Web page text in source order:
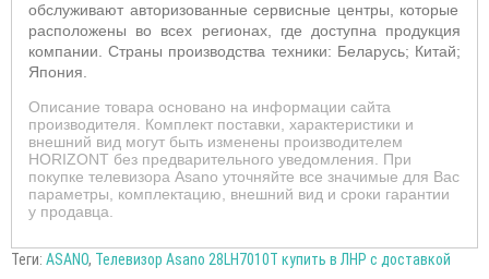
обслуживают авторизованные сервисные центры, которые
расположены во всех регионах, где доступна продукция
компании. Страны производства техники: Беларусь; Китай;
Япония.
Описание товара основано на информации сайта
производителя. Комплект поставки, характеристики и
внешний вид могут быть изменены производителем
HORIZONT без предварительного уведомления. При
покупке телевизора Asano уточняйте все значимые для Вас
параметры, комплектацию, внешний вид и сроки гарантии
у продавца.
Теги: ASANO, Телевизор Asano 28LH7010T купить в ЛНР с доставкой